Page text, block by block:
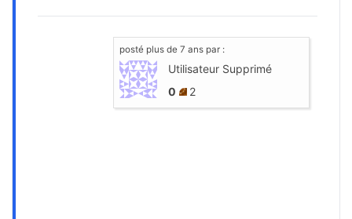
posté plus de 7 ans par :
Utilisateur Supprimé
0
2